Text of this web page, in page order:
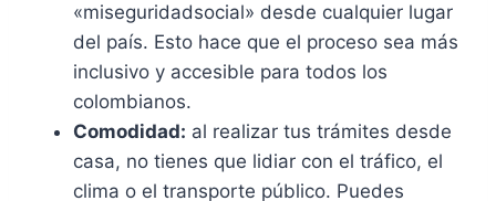
«miseguridadsocial» desde cualquier lugar
del país. Esto hace que el proceso sea más
inclusivo y accesible para todos los
colombianos.
Comodidad: al realizar tus trámites desde
casa, no tienes que lidiar con el tráfico, el
clima o el transporte público. Puedes